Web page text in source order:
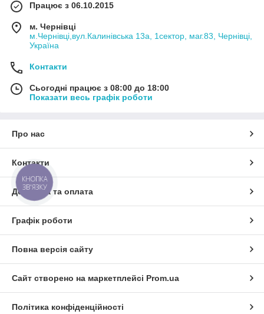
Працює з 06.10.2015
м. Чернівці
м.Чернівці,вул.Калинівська 13а, 1сектор, маг.83, Чернівці,
Україна
Контакти
Сьогодні працює з 08:00 до 18:00
Показати весь графік роботи
Про нас
Контакти
Доставка та оплата
Графік роботи
Повна версія сайту
Сайт створено на маркетплейсі Prom.ua
Політика конфіденційності
КНОПКА
ЗВ'ЯЗКУ